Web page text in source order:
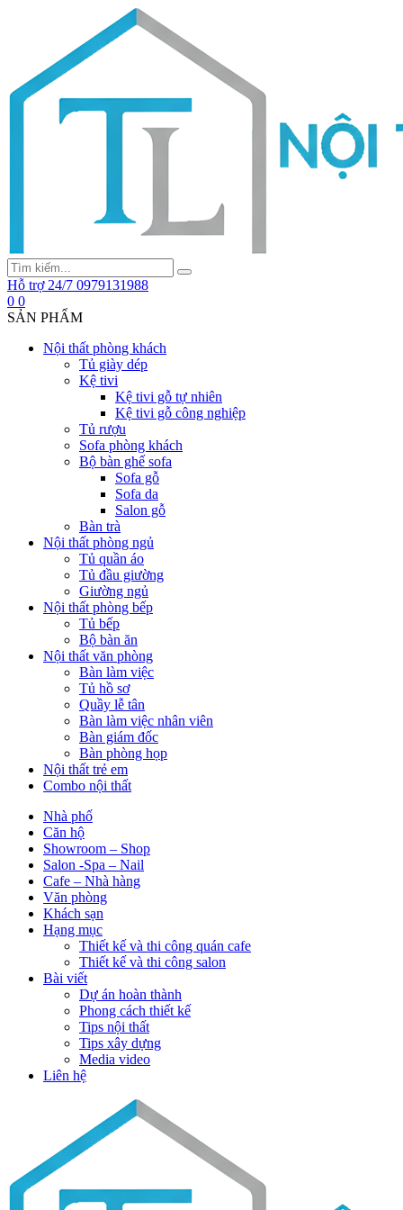
Hỗ trợ 24/7 0979131988
0 0
SẢN PHẨM
Nội thất phòng khách
Tủ giày dép
Kệ tivi
Kệ tivi gỗ tự nhiên
Kệ tivi gỗ công nghiệp
Tủ rượu
Sofa phòng khách
Bộ bàn ghế sofa
Sofa gỗ
Sofa da
Salon gỗ
Bàn trà
Nội thất phòng ngủ
Tủ quần áo
Tủ đầu giường
Giường ngủ
Nội thất phòng bếp
Tủ bếp
Bộ bàn ăn
Nội thất văn phòng
Bàn làm việc
Tủ hồ sơ
Quầy lễ tân
Bàn làm việc nhân viên
Bàn giám đốc
Bàn phòng họp
Nội thất trẻ em
Combo nội thất
Nhà phố
Căn hộ
Showroom – Shop
Salon -Spa – Nail
Cafe – Nhà hàng
Văn phòng
Khách sạn
Hạng mục
Thiết kế và thi công quán cafe
Thiết kế và thi công salon
Bài viết
Dự án hoàn thành
Phong cách thiết kế
Tips nội thất
Tips xây dựng
Media video
Liên hệ